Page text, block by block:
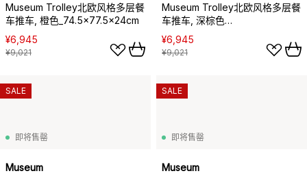
Museum Trolley北欧风格多层餐
车推车, 橙色_74.5x77.5x24cm
¥6,945
¥9,021
Museum Trolley北欧风格多层餐
车推车, 深棕色
_74.5x77.5x24cm
¥6,945
¥9,021
即将售罄
Museum
SALE
即将售罄
Museum
SALE